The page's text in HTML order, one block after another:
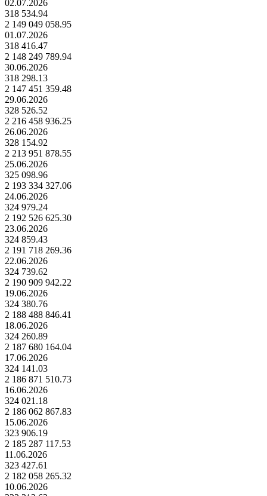
02.07.2026
318 534.94
2 149 049 058.95
01.07.2026
318 416.47
2 148 249 789.94
30.06.2026
318 298.13
2 147 451 359.48
29.06.2026
328 526.52
2 216 458 936.25
26.06.2026
328 154.92
2 213 951 878.55
25.06.2026
325 098.96
2 193 334 327.06
24.06.2026
324 979.24
2 192 526 625.30
23.06.2026
324 859.43
2 191 718 269.36
22.06.2026
324 739.62
2 190 909 942.22
19.06.2026
324 380.76
2 188 488 846.41
18.06.2026
324 260.89
2 187 680 164.04
17.06.2026
324 141.03
2 186 871 510.73
16.06.2026
324 021.18
2 186 062 867.83
15.06.2026
323 906.19
2 185 287 117.53
11.06.2026
323 427.61
2 182 058 265.32
10.06.2026